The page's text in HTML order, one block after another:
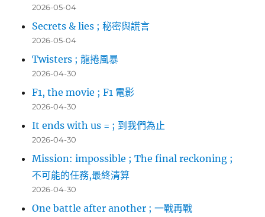
2026-05-04
Secrets & lies ; 秘密與謊言
2026-05-04
Twisters ; 龍捲風暴
2026-04-30
F1, the movie ; F1 電影
2026-04-30
It ends with us = ; 到我們為止
2026-04-30
Mission: impossible ; The final reckoning ;
不可能的任務,最終清算
2026-04-30
One battle after another ; 一戰再戰